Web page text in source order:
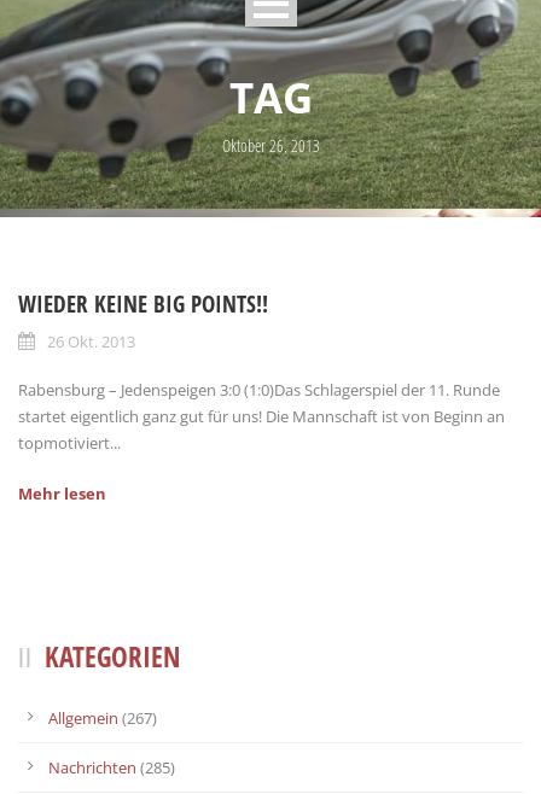
TAG
Oktober 26, 2013
WIEDER KEINE BIG POINTS!!
26 Okt. 2013
Rabensburg – Jedenspeigen 3:0 (1:0)Das Schlagerspiel der 11. Runde
startet eigentlich ganz gut für uns! Die Mannschaft ist von Beginn an
topmotiviert...
Mehr lesen
KATEGORIEN
Allgemein (267)
Nachrichten (285)